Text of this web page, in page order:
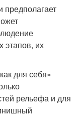
предполагает
этапов, их
для себя»
рельефа и для